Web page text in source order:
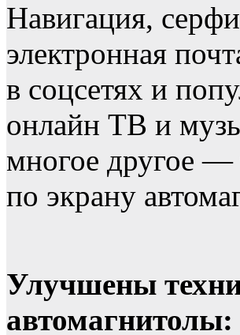
Навигация,
электронная
в соцсетях и
онлайн ТВ и
многое другое —
по экрану
Улучшены
автомагнитолы: